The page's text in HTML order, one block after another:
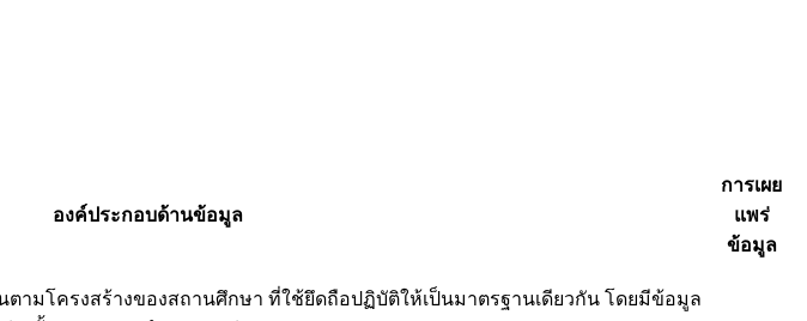
องค์ประกอบด้านข้อมูล
การเผย
แพร่
ข้อมูล
ามโครงสร้างของสถานศึกษา ที่ใช้ยึดถือปฏิบัติให้เป็นมาตรฐานเดียวกัน โดยมีข้อมูล